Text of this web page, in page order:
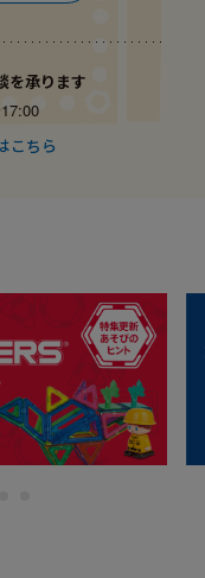
を承ります
こちら